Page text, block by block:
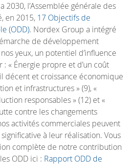
l’Assemblée générale des
en 2015, 17 Objectifs de
(ODD). Nordex Group a intégré
de développement
yeux, un potentiel d’influence
: « Énergie propre et d’un coût
décent et croissance économique
et infrastructures » (9), «
responsables » (12) et «
contre les changements
activités commerciales peuvent
à leur réalisation. Vous
complète de notre contribution
ODD ici : Rapport ODD de